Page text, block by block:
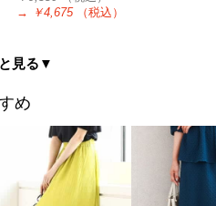
→
￥4,675 （税込）
見る▼
め